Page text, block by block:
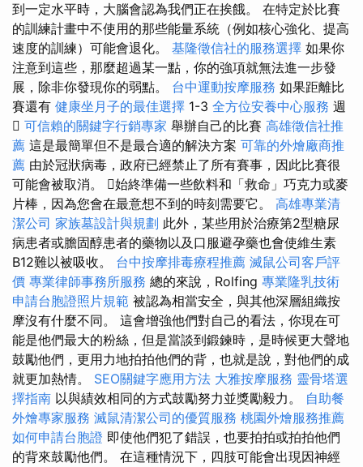
到一定水平時，大腦會認為我們正在挨餓。 在特定於比賽
的訓練計畫中不使用的那些能量系統（例如核心強化、提高
速度的訓練）可能會退化。 基隆徵信社的服務選擇 如果你
注意到這些，那麼超過某一點，你的強項就無法進一步發
展，除非你發現你的弱點。 台中運動按摩服務 如果距離比
賽還有 健康坐月子的最佳選擇 1-3 全方位安養中心服務 週
 可信賴的關鍵字行銷專家 舉辦自己的比賽 高雄徵信社推
薦 這是最簡單但不是最合適的解決方案 可靠的外燴廠商推
薦 由於冠狀病毒，政府已經禁止了所有賽事，因此比賽很
可能會被取消。 始終準備一些飲料和「救命」巧克力或麥
片棒，因為您會在最意想不到的時刻需要它。 高雄專業清
潔公司 家族墓設計與規劃 此外，某些用於治療第2型糖尿
病患者或膽固醇患者的藥物以及口服避孕藥也會使維生素
B12難以被吸收。 台中按摩排毒療程推薦 滅鼠公司客戶評
價 專業律師事務所服務 總的來說，Rolfing 專業隆乳技術
申請台胞證照片規範 被認為相當安全，與其他深層組織按
摩沒有什麼不同。 這會增強他們對自己的看法，你現在可
能是他們最大的粉絲，但是當談到鍛鍊時，是時候更大聲地
鼓勵他們，更用力地拍拍他們的背，也就是說，對他們的成
就更加熱情。 SEO關鍵字應用方法 大雅按摩服務 靈骨塔選
擇指南 以與績效相同的方式鼓勵努力並獎勵毅力。 自助餐
外燴專家服務 滅鼠清潔公司的優質服務 桃園外燴服務推薦
如何申請台胞證 即使他們犯了錯誤，也要拍拍或拍拍他們
的背來鼓勵他們。 在這種情況下，四肢可能會出現因神經